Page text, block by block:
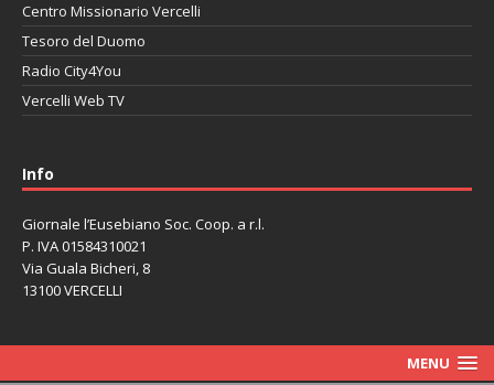
Centro Missionario Vercelli
Tesoro del Duomo
Radio City4You
Vercelli Web TV
Info
Giornale l’Eusebiano Soc. Coop. a r.l.
P. IVA 01584310021
Via Guala Bicheri, 8
13100 VERCELLI
MENU